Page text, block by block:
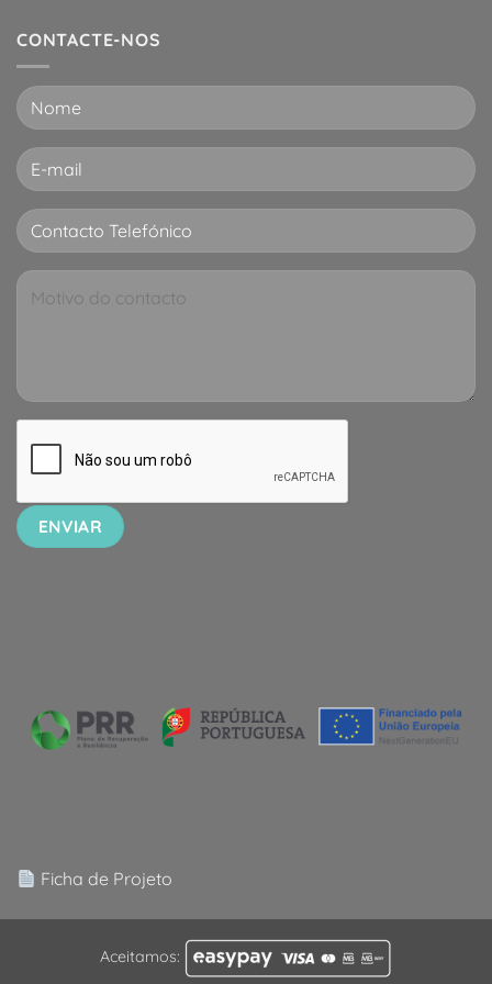
CONTACTE-NOS
Ficha de Projeto
Aceitamos: